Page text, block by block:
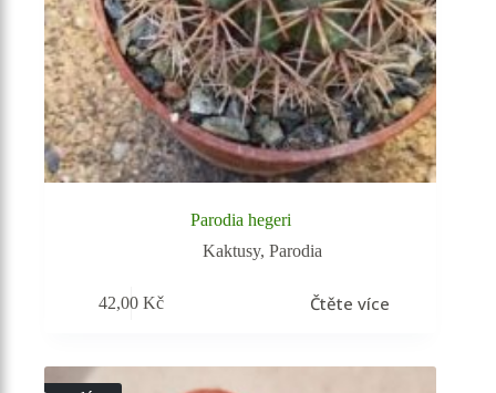
Parodia hegeri
Kaktusy,Parodia
42,00Kč Čtěte více